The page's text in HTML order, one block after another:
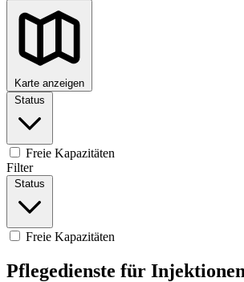
Karte anzeigen
Status
Freie Kapazitäten
Filter
Status
Freie Kapazitäten
Pflegedienste für